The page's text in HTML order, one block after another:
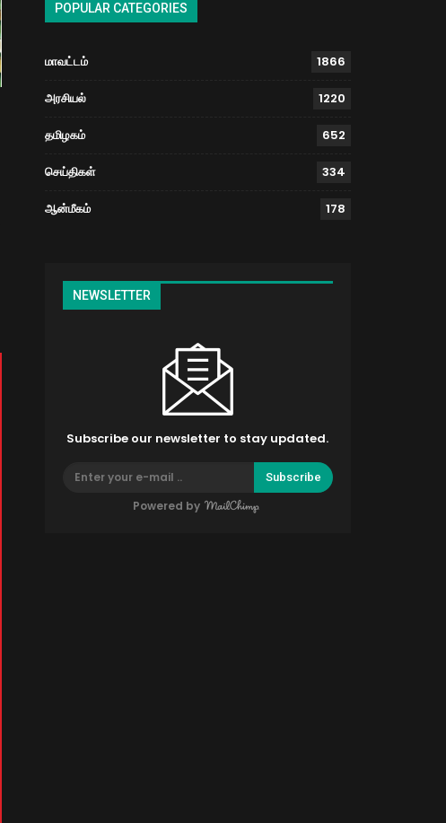
POPULAR CATEGORIES
மாவட்டம் 1866
அரசியல் 1220
தமிழகம் 652
செய்திகள் 334
ஆன்மீகம் 178
NEWSLETTER
Subscribe our newsletter to stay updated.
Subscribe
Powered by